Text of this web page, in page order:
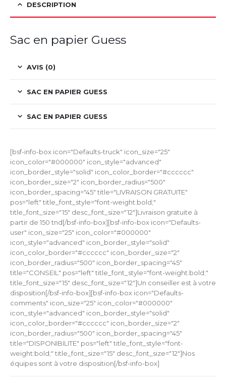
DESCRIPTION
Sac en papier Guess
AVIS (0)
SAC EN PAPIER GUESS
SAC EN PAPIER GUESS
[bsf-info-box icon="Defaults-truck" icon_size="25"
icon_color="#000000" icon_style="advanced"
icon_border_style="solid" icon_color_border="#cccccc"
icon_border_size="2" icon_border_radius="500"
icon_border_spacing="45" title="LIVRAISON GRATUITE"
pos="left" title_font_style="font-weight:bold;"
title_font_size="15" desc_font_size="12"]Livraison gratuite à
partir de 150 tnd[/bsf-info-box][bsf-info-box icon="Defaults-
user" icon_size="25" icon_color="#000000"
icon_style="advanced" icon_border_style="solid"
icon_color_border="#cccccc" icon_border_size="2"
icon_border_radius="500" icon_border_spacing="45"
title="CONSEIL" pos="left" title_font_style="font-weight:bold;"
title_font_size="15" desc_font_size="12"]Un conseiller est à votre
disposition[/bsf-info-box][bsf-info-box icon="Defaults-
comments" icon_size="25" icon_color="#000000"
icon_style="advanced" icon_border_style="solid"
icon_color_border="#cccccc" icon_border_size="2"
icon_border_radius="500" icon_border_spacing="45"
title="DISPONIBILITE" pos="left" title_font_style="font-
weight:bold;" title_font_size="15" desc_font_size="12"]Nos
équipes sont à votre disposition[/bsf-info-box]